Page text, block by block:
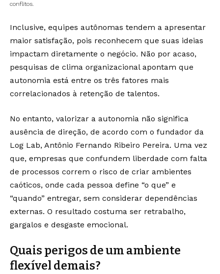
conflitos.
Inclusive, equipes autônomas tendem a apresentar
maior satisfação, pois reconhecem que suas ideias
impactam diretamente o negócio. Não por acaso,
pesquisas de clima organizacional apontam que
autonomia está entre os três fatores mais
correlacionados à retenção de talentos.
No entanto, valorizar a autonomia não significa
ausência de direção, de acordo com o fundador da
Log Lab, Antônio Fernando Ribeiro Pereira. Uma vez
que, empresas que confundem liberdade com falta
de processos correm o risco de criar ambientes
caóticos, onde cada pessoa define “o que” e
“quando” entregar, sem considerar dependências
externas. O resultado costuma ser retrabalho,
gargalos e desgaste emocional.
Quais perigos de um ambiente
flexível demais?